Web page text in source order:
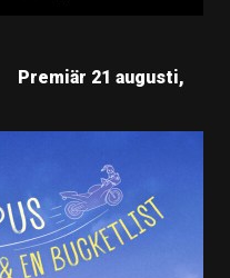
Premiär 21 augusti,